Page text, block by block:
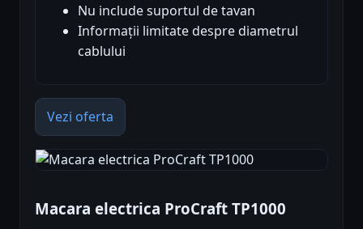
Nu include suportul de tavan
Informații limitate despre diametrul
cablului
Vezi oferta
Macara electrica ProCraft TP1000